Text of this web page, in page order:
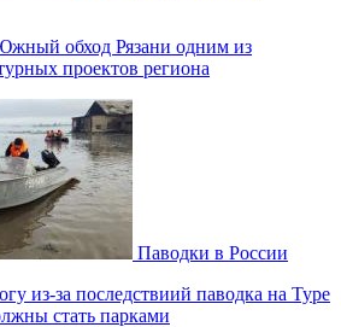
обход Рязани одним из
проектов региона
Паводки в России
из-за последствиий паводка на Туре
стать парками